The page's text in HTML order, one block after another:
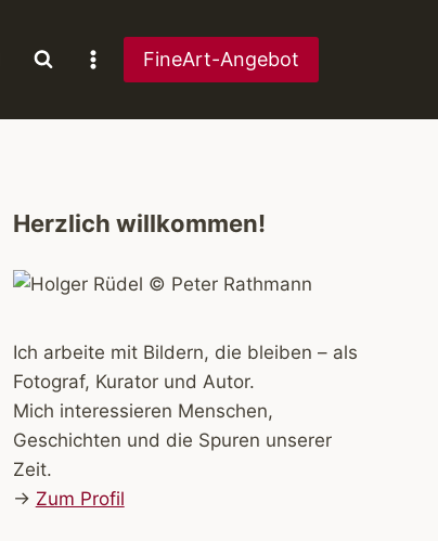
FineArt-Angebot
Herzlich willkommen!
Ich arbeite mit Bildern, die bleiben – als
Fotograf, Kurator und Autor.
Mich interessieren Menschen,
Geschichten und die Spuren unserer
Zeit.
→ Zum Profil